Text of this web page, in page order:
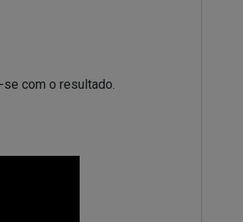
se com o resultado.